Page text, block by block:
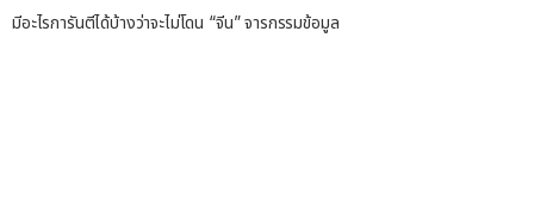
มีอะไรการันตีได้บ้างว่าจะไม่โดน “จีน” จารกรรมข้อมูล